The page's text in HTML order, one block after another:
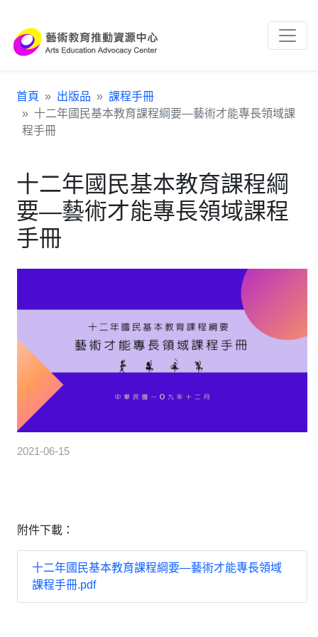
首頁 出版品
課程手冊
十二年國民基本教育課程綱要—藝術才能專長領域課
程手冊
十二年國民基本教育課程綱
要—藝術才能專長領域課程
手冊
2021-06-15
附件下載：
十二年國民基本教育課程綱要—藝術才能專長領域
課程手冊.pdf